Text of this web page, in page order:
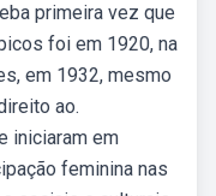
primeira vez que
foi em 1920, na
em 1932, mesmo
ao.
iniciaram em
feminina nas